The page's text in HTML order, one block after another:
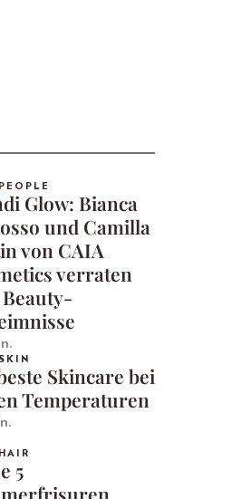
PEOPLE
Glow: Bianca
und Camilla
von CAIA
verraten
Skincare bei
Temperaturen
HAIR
5